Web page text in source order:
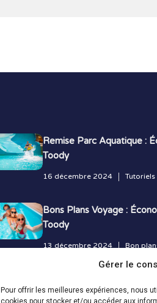
Gérer le
Pour offrir les meilleures expériences, nous
cookies pour stocker et/ou accéder aux
Remise Parc Aquatique :
Toody
16 décembre 2024 Tutoriels
Bons Plans Voyage :
Toody
13 décembre 2024 Bon